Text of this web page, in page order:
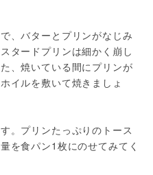
、バターとプリンがなじみ
タードプリンは細かく崩し
、焼いている間にプリンが
イルを敷いて焼きましょ
。プリンたっぷりのトース
を食パン1枚にのせてみてく